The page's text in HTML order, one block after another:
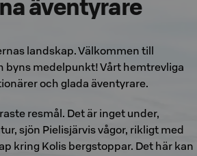
äventyrare
landskap. Välkommen till
byns medelpunkt! Vårt hemtrevliga
och glada äventyrare.
resmål. Det är inget under,
sjön Pielisjärvis vågor, rikligt med
kring Kolis bergstoppar. Det här kan